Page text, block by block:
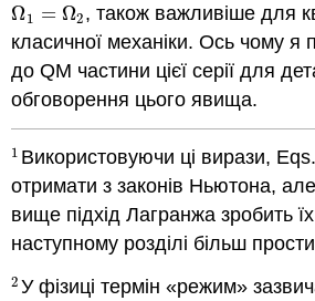
Ω1 = Ω2
Ω1 =Ω2 , також важливіше для
класичної механіки. Ось чому я
до QM частини цієї серії для
обговорення цього явища.
1
1Використовуючи ці вирази,
отримати з законів Ньютона,
вище підхід Лагранжа зробить
наступному розділі більш
2
2У фізиці термін «режим»